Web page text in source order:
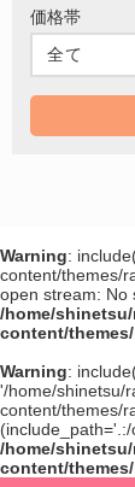
価格帯
Warning:
content/themes/
open stream: No
/home/
content/
Warning:
'/home/shinetsu/
content/themes/
/home/
content/